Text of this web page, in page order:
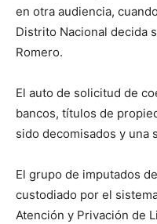
en otra audiencia,
Distrito Nacional decida
Romero.
El auto de solicitud de
bancos, títulos de
sido decomisados y una
El grupo de imputados
custodiado por el
Atención y Privación de